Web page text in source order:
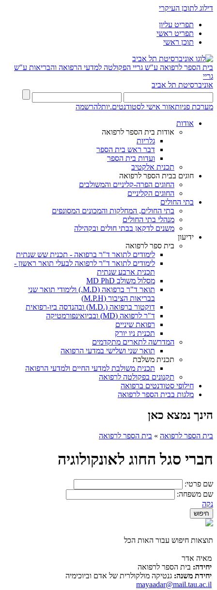
דילוג לתוכן העיקרי
תפריט עליון
תפריט ראשי
תוכן ראשי
בית הספר לרפואה ע"ש גריי הפקולטה למדעי הרפואה והבריאות ע"ש
גריי
אוניברסיטת תל אביב
מערכת פניותאזור אישי לסטודנטים.יותלהרשמה
אודות
אודות בית הספר לרפואה
גלריות
דבר ראש בית הספר
ועדות בית הספר
תכנית אלקטיב
חוגים בבית הספר לרפואה
החוגים הפרה-קליניים והמשולבים
החוגים הקליניים
בתי החולים
בתי החולים, המחלקות והמכונים המסונפים
מנהלי בתי החולים
משנים לדקאן בבתי חולים ובקהילה
ידיעון
בית ספר לרפואה
לימודים לתואר ד"ר ברפואה - תכנית שש שנתית
לימודים לתואר ד"ר לרפואה לבעלי תואר ראשון -
תכנית ארבע שנתית
מסלול משולב MD PhD
תואר ד"ר ברפואה (M.D.) ולימודי תואר שני
בבריאות הציבור (M.P.H)
דוקטור ברפואה (.M.D) ובהנדסה ביו-רפואית
ד"ר לרפואה (MD) ובביואינפורמטיקה
רפואת שיניים
תכנית ניו יורק
המדרשה לתארים מתקדמים
תואר שני ושלישי במדעי הרפואה
תכנית משלבת
תכנית משולבת למדעי החיים ולמדעי הרפואה
תקנונים בפקולטה לרפואה
חילופי סטודנטים ברפואה
מלגות בבית הספר לרפואה
הינך נמצא כאן
בית הספר לרפואה » בית הספר לרפואה
חברי סגל החוג לאונקולוגיה
שם פרטי:
שם משפחה:
נקה
תוצאות חיפוש עבור האות הכל
מאיה אדר
יחידה: בית הספר לרפואה
יחידת משנה: גנטיקה מולקולרית של אדם וביוכימיה
mayaadar@mail.tau.ac.il